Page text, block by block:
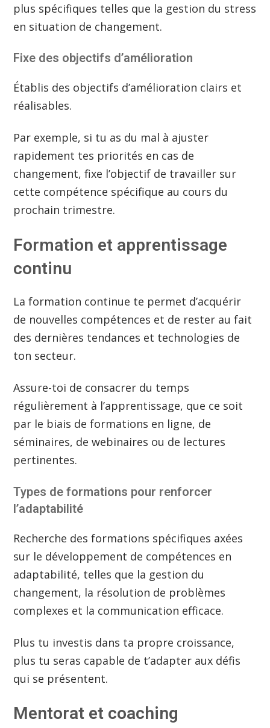
plus spécifiques telles que la gestion du stress
en situation de changement.
Fixe des objectifs d’amélioration
Établis des objectifs d’amélioration clairs et
réalisables.
Par exemple, si tu as du mal à ajuster
rapidement tes priorités en cas de
changement, fixe l’objectif de travailler sur
cette compétence spécifique au cours du
prochain trimestre.
Formation et apprentissage
continu
La formation continue te permet d’acquérir
de nouvelles compétences et de rester au fait
des dernières tendances et technologies de
ton secteur.
Assure-toi de consacrer du temps
régulièrement à l’apprentissage, que ce soit
par le biais de formations en ligne, de
séminaires, de webinaires ou de lectures
pertinentes.
Types de formations pour renforcer
l’adaptabilité
Recherche des formations spécifiques axées
sur le développement de compétences en
adaptabilité, telles que la gestion du
changement, la résolution de problèmes
complexes et la communication efficace.
Plus tu investis dans ta propre croissance,
plus tu seras capable de t’adapter aux défis
qui se présentent.
Mentorat et coaching